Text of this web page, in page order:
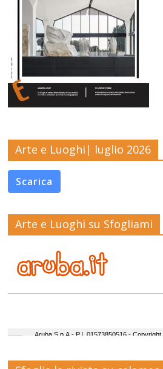
Arte e Luoghi| luglio 2026
Scarica
Arte e Luoghi su Sfogliami